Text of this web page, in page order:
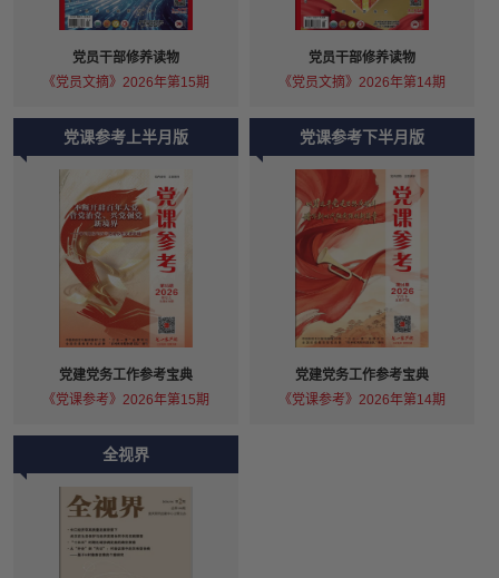
党员干部修养读物
《党员文摘》2026年第15期
党员干部修养读物
《党员文摘》2026年第14期
党课参考上半月版
党建党务工作参考宝典
《党课参考》2026年第15期
党课参考下半月版
党建党务工作参考宝典
《党课参考》2026年第14期
全视界